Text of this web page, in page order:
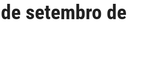
setembro de